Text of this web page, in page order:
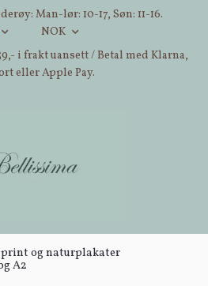
Man-lør: 10-17, Søn: 11-16.
NOK
i frakt uansett / Betal med Klarna,
eller Apple Pay.
og naturplakater
A2